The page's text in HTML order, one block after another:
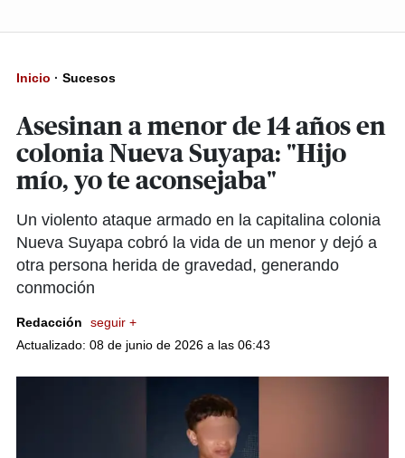
Inicio · Sucesos
Asesinan a menor de 14 años en
colonia Nueva Suyapa: "Hijo
mío, yo te aconsejaba"
Un violento ataque armado en la capitalina colonia
Nueva Suyapa cobró la vida de un menor y dejó a
otra persona herida de gravedad, generando
conmoción
Redacción
seguir +
Actualizado: 08 de junio de 2026 a las 06:43